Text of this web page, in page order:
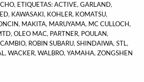
, ETIQUETAS: ACTIVE, GARLAND,
, KAWASAKI, KOHLER, KOMATSU,
, MAKITA, MARUYAMA, MC CULLOCH,
, OLEO MAC, PARTNER, POULAN,
, ROBIN SUBARU, SHINDAIWA, STL,
, WACKER, WALBRO, YAMAHA, ZONGSHEN